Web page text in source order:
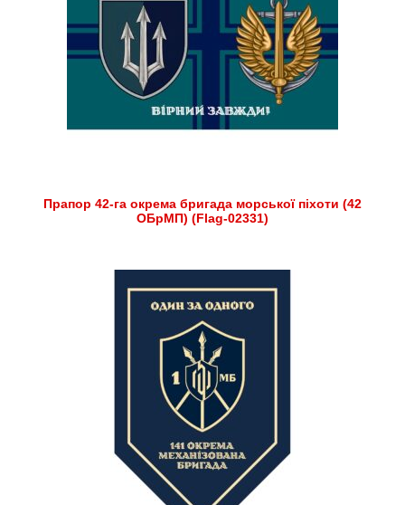
Прапор 42-га окрема бригада морської піхоти (42
ОБрМП) (Flag-02331)